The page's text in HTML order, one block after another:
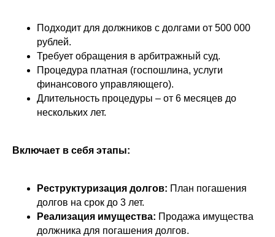
Подходит для должников с долгами от 500 000
рублей.
Требует обращения в арбитражный суд.
Процедура платная (госпошлина, услуги
финансового управляющего).
Длительность процедуры – от 6 месяцев до
нескольких лет.
Включает в себя этапы:
Реструктуризация долгов: План погашения
долгов на срок до 3 лет.
Реализация имущества: Продажа имущества
должника для погашения долгов.